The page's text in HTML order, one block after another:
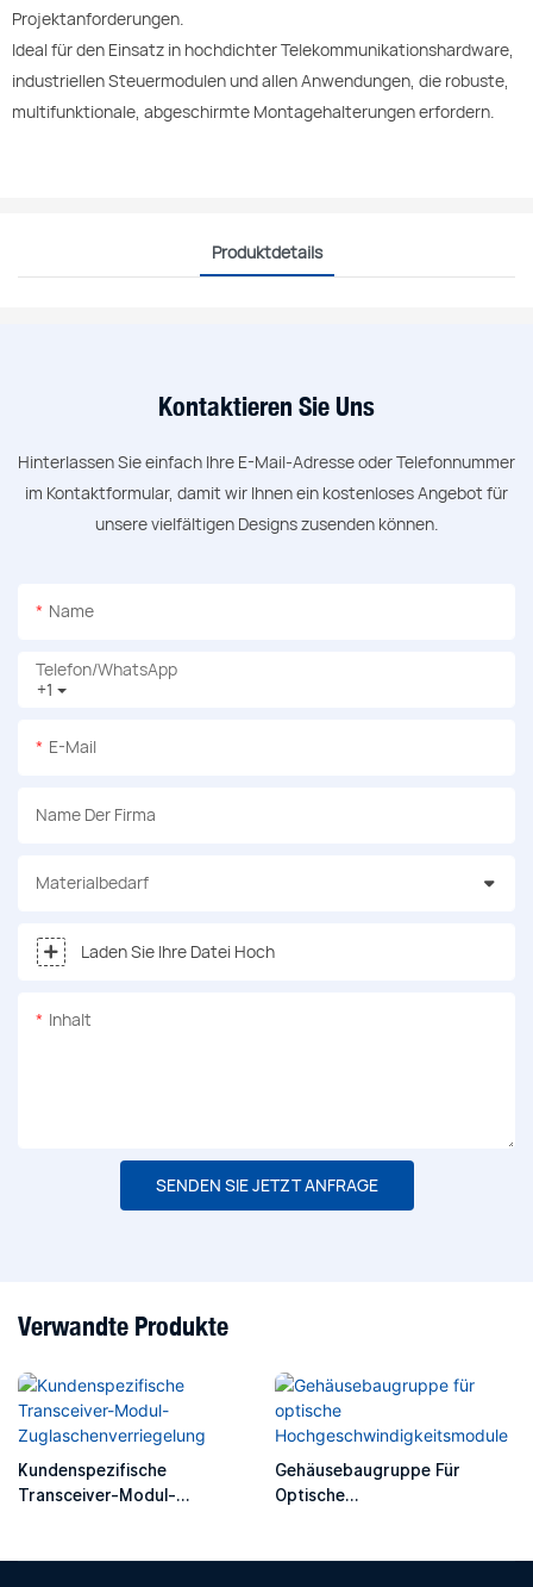
Projektanforderungen.
Ideal für den Einsatz in hochdichter Telekommunikationshardware,
industriellen Steuermodulen und allen Anwendungen, die robuste,
multifunktionale, abgeschirmte Montagehalterungen erfordern.
Produktdetails
Kontaktieren Sie Uns
Hinterlassen Sie einfach Ihre E-Mail-Adresse oder Telefonnummer
im Kontaktformular, damit wir Ihnen ein kostenloses Angebot für
unsere vielfältigen Designs zusenden können.
Name
+1
Telefon/WhatsApp
E-Mail
Name Der Firma
Materialbedarf
Laden Sie Ihre Datei Hoch
Inhalt
SENDEN SIE JETZT ANFRAGE
Verwandte Produkte
Kundenspezifische
Transceiver-Modul-
Gehäusebaugruppe Für
Optische